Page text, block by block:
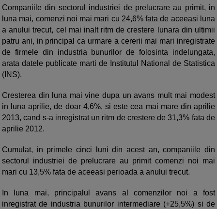
Companiile din sectorul industriei de prelucrare au primit, in
luna mai, comenzi noi mai mari cu 24,6% fata de aceeasi luna
a anului trecut, cel mai inalt ritm de crestere lunara din ultimii
patru ani, in principal ca urmare a cererii mai mari inregistrate
de firmele din industria bunurilor de folosinta indelungata,
arata datele publicate marti de Institutul National de Statistica
(INS).
Cresterea din luna mai vine dupa un avans mult mai modest
in luna aprilie, de doar 4,6%, si este cea mai mare din aprilie
2013, cand s-a inregistrat un ritm de crestere de 31,3% fata de
aprilie 2012.
Cumulat, in primele cinci luni din acest an, companiile din
sectorul industriei de prelucrare au primit comenzi noi mai
mari cu 13,5% fata de aceeasi perioada a anului trecut.
In luna mai, principalul avans al comenzilor noi a fost
inregistrat de industria bunurilor intermediare (+25,5%) si de